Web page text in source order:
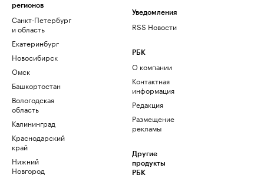
регионов
Санкт-Петербург
и область
Екатеринбург
Новосибирск
Омск
Башкортостан
Вологодская
область
Калининград
Краснодарский
край
Нижний
Новгород
Уведомления
RSS Новости
РБК
О компании
Контактная
информация
Редакция
Размещение
рекламы
Другие
продукты
РБК